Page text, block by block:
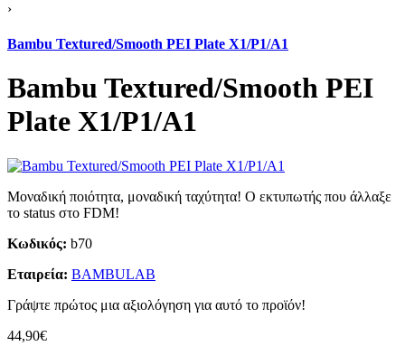
›
Bambu Textured/Smooth PEI Plate X1/P1/A1
Bambu Textured/Smooth PEI
Plate X1/P1/A1
Μοναδική ποιότητα, μοναδική ταχύτητα! Ο εκτυπωτής που άλλαξε
το status στο FDM!
Κωδικός: b70
Εταιρεία: BAMBULAB
Γράψτε πρώτος μια αξιολόγηση για αυτό το προϊόν!
44,90€